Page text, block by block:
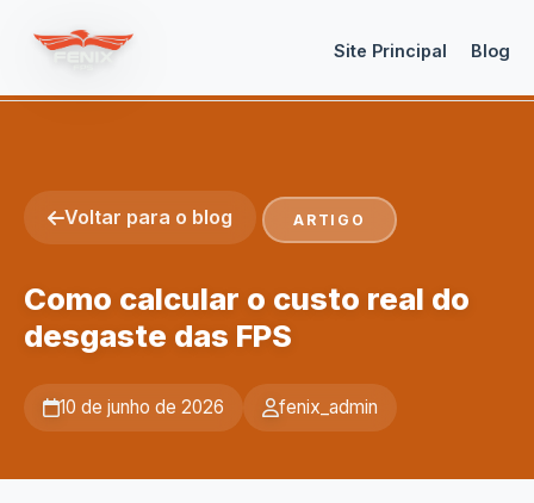
Site Principal Blog
Voltar para o blog ARTIGO
Como calcular o custo real do
desgaste das FPS
10 de junho de 2026 fenix_admin